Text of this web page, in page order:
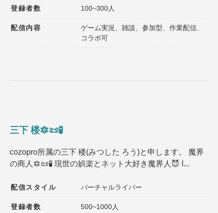
登録者数 100~300人
配信内容
ゲーム実況、雑談、参加型、作業配信、
コラボ可
三下 楼🔯📜🧪
cozopro所属の三下 楼(みつした ろう)と申します。 魔界
の商人🔯📜🧪 現世の娯楽とネット大好き魔界人😈 I...
配信スタイル バーチャルライバー
登録者数 500~1000人